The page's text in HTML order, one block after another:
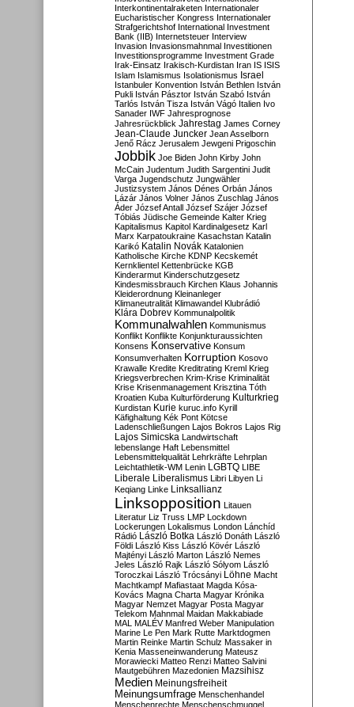
Interkontinentalraketen Internationaler
Eucharistischer Kongress Internationaler
Strafgerichtshof International Investment
Bank (IIB) Internetsteuer Interview
Invasion Invasionsmahnmal Investitionen
Investitionsprogramme Investment Grade
Irak-Einsatz Irakisch-Kurdistan Iran IS ISIS
Islam Islamismus Isolationismus Israel
Istanbuler Konvention István Bethlen István
Pukli István Pásztor István Szabó István
Tarlós István Tisza István Vágó Italien Ivo
Sanader IWF Jahresprognose
Jahresrückblick Jahrestag James Corney
Jean-Claude Juncker Jean Asselborn
Jenő Rácz Jerusalem Jewgeni Prigoschin
Jobbik Joe Biden John Kirby John
McCain Judentum Judith Sargentini Judit
Varga Jugendschutz Jungwähler
Justizsystem János Dénes Orbán János
Lázár János Volner János Zuschlag János
Áder József Antall József Szájer József
Tóbiás Jüdische Gemeinde Kalter Krieg
Kapitalismus Kapitol Kardinalgesetz Karl
Marx Karpatoukraine Kasachstan Katalin
Karikó Katalin Novák Katalonien
Katholische Kirche KDNP Kecskemét
Kernklientel Kettenbrücke KGB
Kinderarmut Kinderschutzgesetz
Kindesmissbrauch Kirchen Klaus Johannis
Kleiderordnung Kleinanleger
Klimaneutralität Klimawandel Klubrádió
Klára Dobrev Kommunalpolitik
Kommunalwahlen Kommunismus
Konflikt Konflikte Konjunkturaussichten
Konsens Konservative Konsum
Konsumverhalten Korruption Kosovo
Krawalle Kredite Kreditrating Kreml Krieg
Kriegsverbrechen Krim-Krise Kriminalität
Krise Krisenmanagement Krisztina Tóth
Kroatien Kuba Kulturförderung Kulturkrieg
Kurdistan Kurie kuruc.info Kyrill
Käfighaltung Kék Pont Kötcse
Ladenschließungen Lajos Bokros Lajos Rig
Lajos Simicska Landwirtschaft
lebenslange Haft Lebensmittel
Lebensmittelqualität Lehrkräfte Lehrplan
Leichtathletik-WM Lenin LGBTQ LIBE
Liberale Liberalismus Libri Libyen Li
Keqiang Linke Linksallianz
Linksopposition Litauen
Literatur Liz Truss LMP Lockdown
Lockerungen Lokalismus London Lánchíd
Rádió
László Botka László Donáth László
Földi László Kiss László Kövér László
Majtényi László Marton László Nemes
Jeles László Rajk László Sólyom László
Toroczkai László Trócsányi Löhne Macht
Machtkampf Mafiastaat Magda Kósa-
Kovács Magna Charta Magyar Krónika
Magyar Nemzet Magyar Posta Magyar
Telekom Mahnmal Maidan Makkabiade
MAL MALÉV Manfred Weber Manipulation
Marine Le Pen Mark Rutte Marktdogmen
Martin Reinke Martin Schulz Massaker in
Kenia Masseneinwanderung Mateusz
Morawiecki Matteo Renzi Matteo Salvini
Mautgebühren Mazedonien Mazsihisz
Medien Meinungsfreiheit
Meinungsumfrage Menschenhandel
Menschenrechte Menschenschmuggel